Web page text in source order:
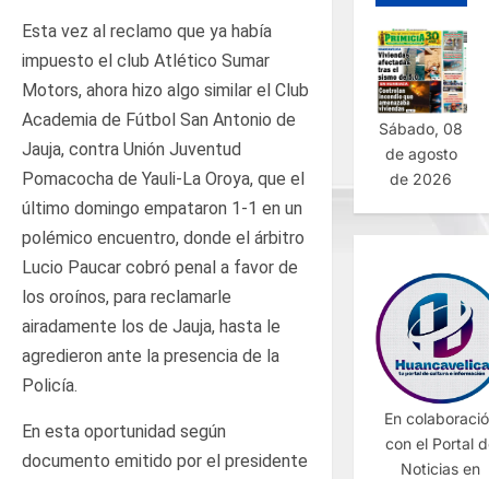
Esta vez al reclamo que ya había
impuesto el club Atlético Sumar
Motors, ahora hizo algo similar el Club
Academia de Fútbol San Antonio de
Jauja, contra Unión Juventud
Pomacocha de Yauli-La Oroya, que el
último domingo empataron 1-1 en un
polémico encuentro, donde el árbitro
Lucio Paucar cobró penal a favor de
los oroínos, para reclamarle
airadamente los de Jauja, hasta le
agredieron ante la presencia de la
Policía.
En esta oportunidad según
documento emitido por el presidente
Sábado, 08
de agosto
de 2026
En
con el Portal
Noticias en